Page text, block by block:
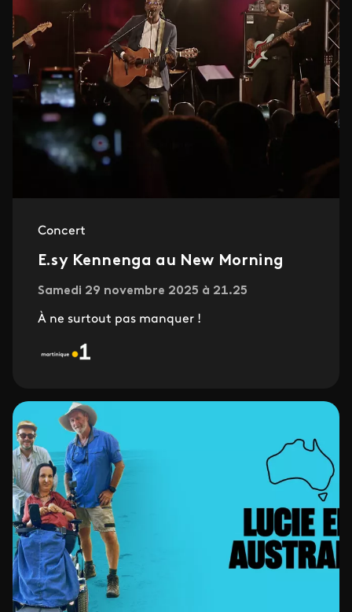
Concert
E.sy Kennenga au New Morning
Samedi 29 novembre 2025 à 21.25
À ne surtout pas manquer !